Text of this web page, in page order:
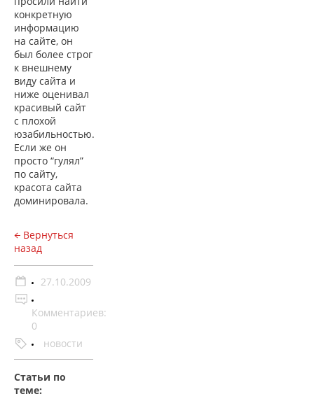
конкретную
информацию
на сайте, он
был более строг
к внешнему
виду сайта и
ниже оценивал
красивый сайт
с плохой
юзабильностью.
Если же он
просто “гулял”
по сайту,
красота сайта
доминировала.
Вернуться
назад
27.10.2009
Комментариев:
0
новости
Статьи по
теме: